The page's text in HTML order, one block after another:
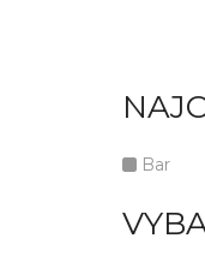
Bar